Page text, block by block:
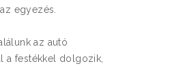
egyezés.
az autó
a festékkel dolgozik,